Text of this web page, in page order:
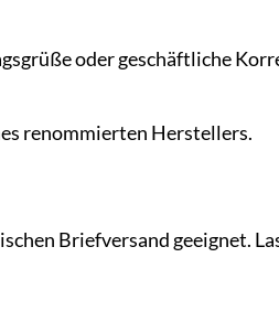
oder geschäftliche
renommierten Herstellers.
Briefversand geeignet.